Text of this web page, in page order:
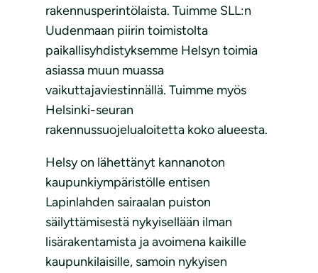
rakennusperintölaista. Tuimme SLL:n
Uudenmaan piirin toimistolta
paikallisyhdistyksemme Helsyn toimia
asiassa muun muassa
vaikuttajaviestinnällä. Tuimme myös
Helsinki-seuran
rakennussuojelualoitetta koko alueesta.
Helsy on lähettänyt kannanoton
kaupunkiympäristölle entisen
Lapinlahden sairaalan puiston
säilyttämisestä nykyisellään ilman
lisärakentamista ja avoimena kaikille
kaupunkilaisille, samoin nykyisen